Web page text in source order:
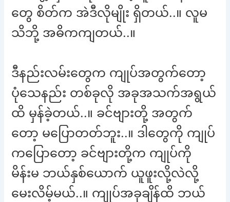
တွေ စိတ်က အဲဒီလိုမျိုး ရှိတယ်..။ လူမ
သိဘို့ အဓိကကျတယ်..။
ဒီနည်းလမ်းတွေက ကျုပ်အတွက်တော့
ပုံသေနည်း တစ်ခုလို အခုအသက်အရွယ်
ထိ မှန်ခဲ့တယ်..။ ခင်ဗျားတို့ အတွက်
တော့ မပြောတတ်ဘူး..။ ဒါတွေကို ကျုပ်
ကပြောတော့ ခင်ဗျားတို့က ကျုပ်ကို
မိန်းမ ဘယ်နှစ်ယောက် ယူဖူးလို့လဲလို့
မေးလိမ့်မယ်..။ ကျုပ်အခုချိန်ထိ ဘယ်